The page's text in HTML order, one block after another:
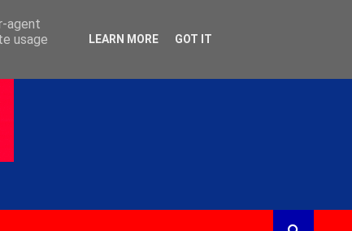
agent
usage
LEARN MORE GOT IT